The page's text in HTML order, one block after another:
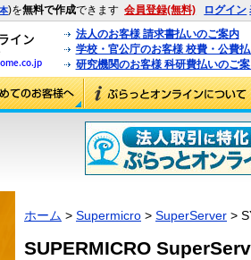
)を無料で作成できます 会員登録(無料) ログイン
法人のお客様 請求書払いのご案内
学校・官公庁のお客様 校費・公費
研究機関のお客様 科研費払いのご
ホーム > Supermicro > SuperServer >
SUPERMICRO